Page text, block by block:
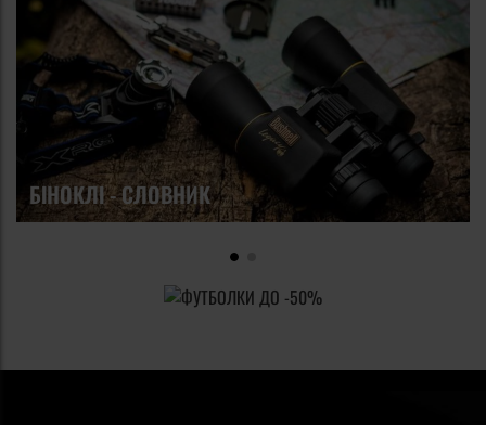
отримати стабільне зображення. При 20-кратному
збільшенні ми можемо отримати стабільне зображення
за допомогою простих прийомів, таких як підпирання
ліктями або притуляння до дерева. Біноклі з великим
збільшенням, але без можливості регулювання
збільшення, механічно більш міцні завдяки своїй
конструкції. Біноклі з великим збільшенням, але без
можливості регулювання збільшення, механічно більш
міцні. Це пов'язано, головним чином, з необхідністю
БІНОКЛІ - СЛОВНИК